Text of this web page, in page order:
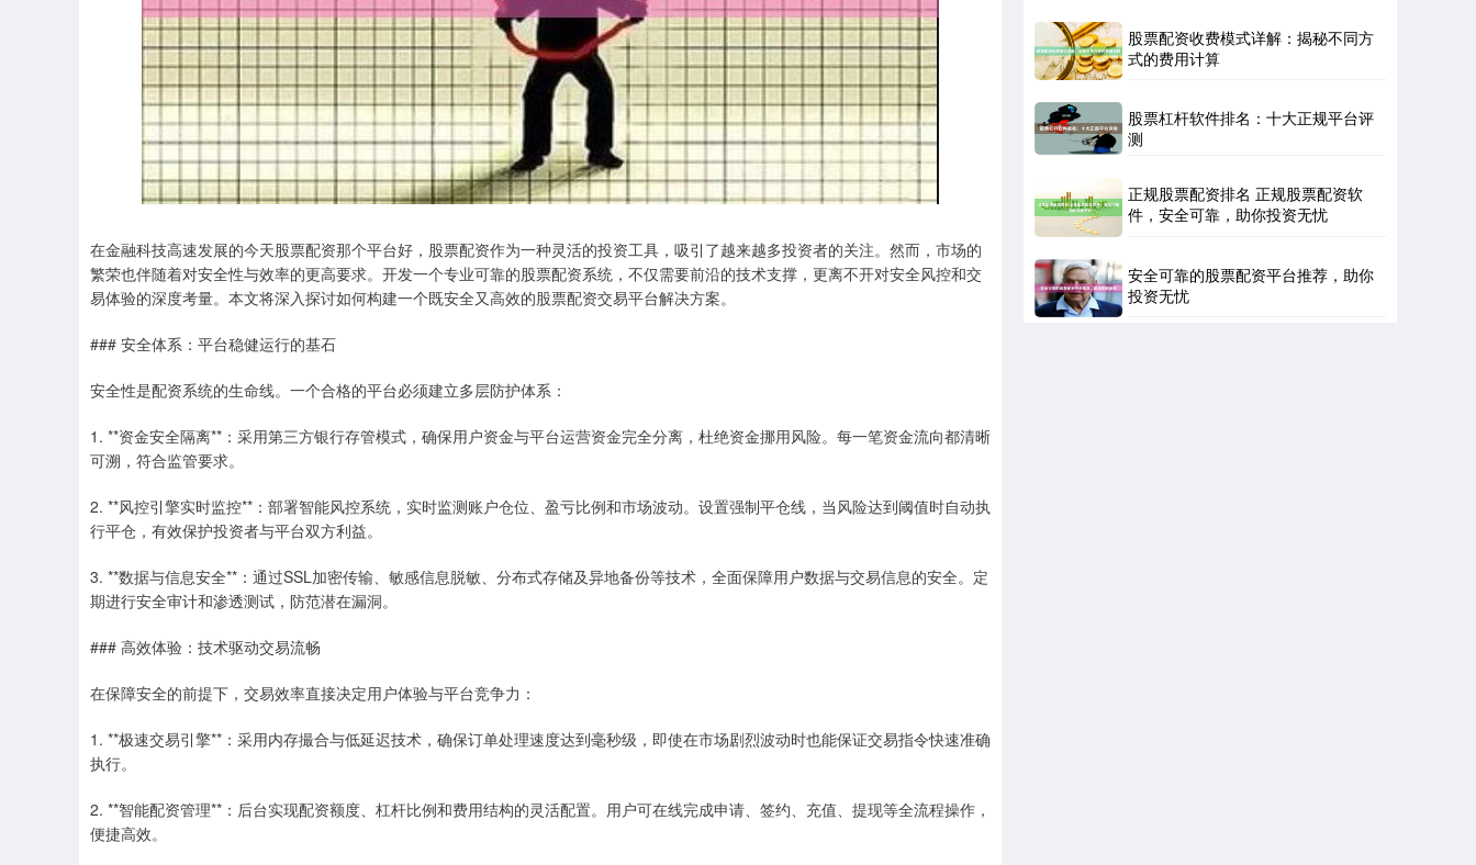
在金融科技高速发展的今天股票配资那个平台好，股票配资作为一种灵活的投资工具，吸引了越来越多投资者的关注。然而，市场的
繁荣也伴随着对安全性与效率的更高要求。开发一个专业可靠的股票配资系统，不仅需要前沿的技术支撑，更离不开对安全风控和交
易体验的深度考量。本文将深入探讨如何构建一个既安全又高效的股票配资交易平台解决方案。
### 安全体系：平台稳健运行的基石
安全性是配资系统的生命线。一个合格的平台必须建立多层防护体系：
1. **资金安全隔离**：采用第三方银行存管模式，确保用户资金与平台运营资金完全分离，杜绝资金挪用风险。每一笔资金流向都清晰
可溯，符合监管要求。
2. **风控引擎实时监控**：部署智能风控系统，实时监测账户仓位、盈亏比例和市场波动。设置强制平仓线，当风险达到阈值时自动执
行平仓，有效保护投资者与平台双方利益。
3. **数据与信息安全**：通过SSL加密传输、敏感信息脱敏、分布式存储及异地备份等技术，全面保障用户数据与交易信息的安全。定
期进行安全审计和渗透测试，防范潜在漏洞。
### 高效体验：技术驱动交易流畅
在保障安全的前提下，交易效率直接决定用户体验与平台竞争力：
1. **极速交易引擎**：采用内存撮合与低延迟技术，确保订单处理速度达到毫秒级，即使在市场剧烈波动时也能保证交易指令快速准确
执行。
2. **智能配资管理**：后台实现配资额度、杠杆比例和费用结构的灵活配置。用户可在线完成申请、签约、充值、提现等全流程操作，
便捷高效。
股票配资收费模式详解：揭秘不同方
式的费用计算
股票杠杆软件排名：十大正规平台评
测
正规股票配资排名 正规股票配资软
件，安全可靠，助你投资无忧
安全可靠的股票配资平台推荐，助你
投资无忧